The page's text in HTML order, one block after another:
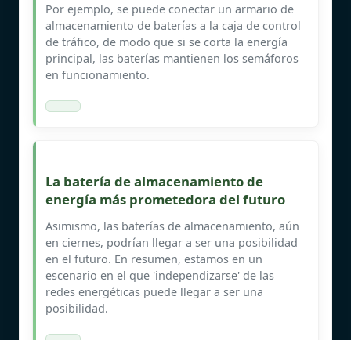
Por ejemplo, se puede conectar un armario de
almacenamiento de baterías a la caja de control
de tráfico, de modo que si se corta la energía
principal, las baterías mantienen los semáforos
en funcionamiento.
La batería de almacenamiento de
energía más prometedora del futuro
Asimismo, las baterías de almacenamiento, aún
en ciernes, podrían llegar a ser una posibilidad
en el futuro. En resumen, estamos en un
escenario en el que 'independizarse' de las
redes energéticas puede llegar a ser una
posibilidad.